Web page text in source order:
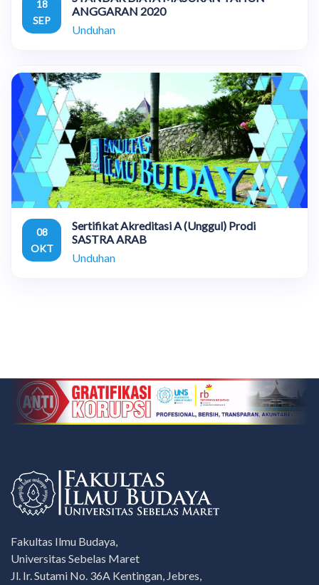
18
SEP
ANGGARAN 2020
Unduhan
08
OKT
Sertifikat Akreditasi A (Unggul) Prodi
SASTRA ARAB
Unduhan
Fakultas Ilmu Budaya,
Universitas Sebelas Maret
Jl. Ir. Sutami No. 36A Kentingan, Jebres,